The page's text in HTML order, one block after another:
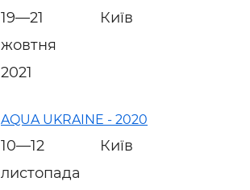
19—21
жовтня
2021
Київ
AQUA UKRAINE - 2020
10—12
листопада
Київ